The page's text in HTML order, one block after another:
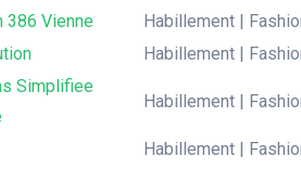
386 Vienne
Habillement |
Habillement |
Simplifiee
Habillement |
Habillement |